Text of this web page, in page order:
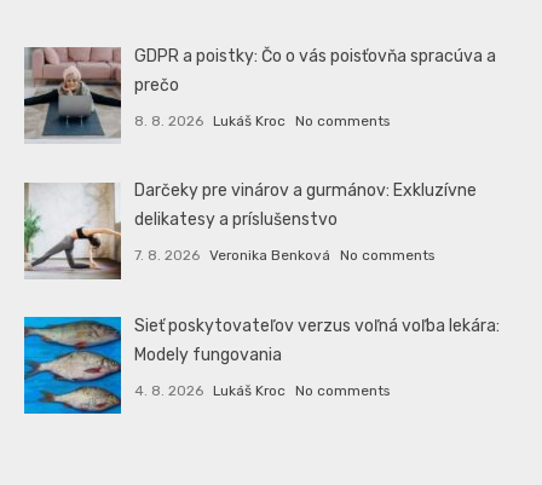
GDPR a poistky: Čo o vás poisťovňa spracúva a
prečo
8. 8. 2026 Lukáš Kroc No comments
Darčeky pre vinárov a gurmánov: Exkluzívne
delikatesy a príslušenstvo
7. 8. 2026 Veronika Benková No comments
Sieť poskytovateľov verzus voľná voľba lekára:
Modely fungovania
4. 8. 2026 Lukáš Kroc No comments